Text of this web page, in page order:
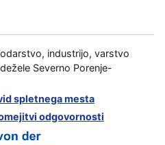
industrijo, varstvo
Severno Porenje-
spletnega mesta
odgovornosti